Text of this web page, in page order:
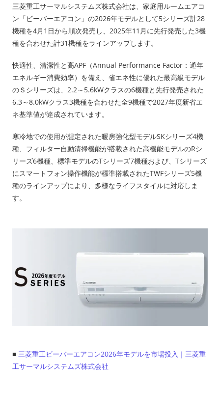
三菱重工サーマルシステムズ株式会社は、家庭用ルームエアコ
ン「ビーバーエアコン」の2026年モデルとして5シリーズ計28
機種を4月1日から順次発売し、2025年11月に先行発売した3機
種を合わせた計31機種をラインアップします。
快適性、清潔性と高APF（Annual Performance Factor：通年
エネルギー消費効率）を備え、省エネ性に優れた最高級モデル
のＳシリーズは、2.2～5.6kWクラスの6機種と先行発売された
6.3～8.0kWクラス3機種を合わせた全9機種で2027年度新省エ
ネ基準値が達成されています。
寒冷地での使用が想定された暖房強化型モデルSKシリーズ4機
種、フィルター自動清掃機能が搭載された高機能モデルのRシ
リーズ6機種、標準モデルのTシリーズ7機種および、Tシリーズ
にスマートフォン操作機能が標準搭載されたTWFシリーズ5機
種のラインアップにより、多様なライフスタイルに対応しま
す。
■ 三菱重工ビーバーエアコン2026年モデルを市場投入｜三菱重
工サーマルシステムズ株式会社